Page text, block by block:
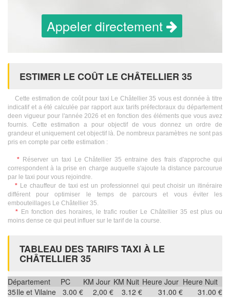
Appeler directement
ESTIMER LE COÛT LE CHÂTELLIER 35
Cette estimation de coût pour taxi Le Châtellier 35 vous est donnée à titre
indicatif et a été calculée par rapport aux tarifs préfectoraux du département
deen vigueur pour l'année 2026 et en fonction des éléments que vous avez
fournis. Cette estimation a pour objectif de vous donnez un ordre de
grandeur et uniquement cet objectif là. De nombreux paramètres ne sont pas
pris en compte par cette estimation :
*Réserver un taxi Le Châtellier 35 entraine des frais d'approche qui
correspondent à la prise en charge auquelle s'ajoute la distance parcourue
par le taxi pour vous rejoindre.
* Le chauffeur de taxi est un professionnel qui peut choisir un itinéraire
différent pour optimiser le temps de parcours et vous éviter les
embouteillages Le Châtellier 35.
* En fonction des horaires, le trafic routier Le Châtellier 35 est plus ou
moins dense ce qui peut influer sur le tarif de la course.
TABLEAU DES TARIFS TAXI À LE
CHÂTELLIER 35
Département PC KM Jour KM Nuit Heure Jour Heure Nuit
35Ile et Vilaine 3.00 € 2,00 € 3.12 € 31.00 € 31.00 €